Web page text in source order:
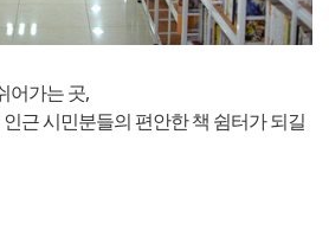
어가는 곳,
근 시민분들의 편안한 책 쉼터가 되길